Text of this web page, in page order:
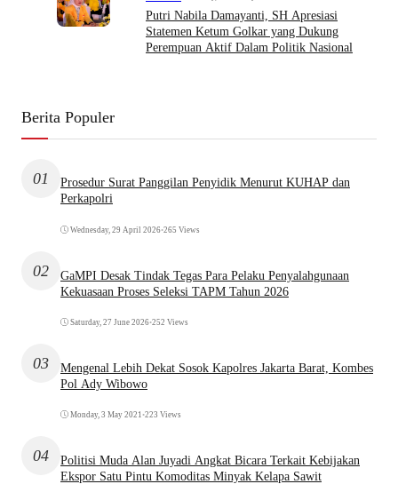
Putri Nabila Damayanti, SH Apresiasi
Statemen Ketum Golkar yang Dukung
Perempuan Aktif Dalam Politik Nasional
Berita Populer
01
Prosedur Surat Panggilan Penyidik Menurut KUHAP dan
Perkapolri
Wednesday, 29 April 2026•265 Views
02
GaMPI Desak Tindak Tegas Para Pelaku Penyalahgunaan
Kekuasaan Proses Seleksi TAPM Tahun 2026
Saturday, 27 June 2026•252 Views
03
Mengenal Lebih Dekat Sosok Kapolres Jakarta Barat, Kombes
Pol Ady Wibowo
Monday, 3 May 2021 •223 Views
04
Politisi Muda Alan Juyadi Angkat Bicara Terkait Kebijakan
Ekspor Satu Pintu Komoditas Minyak Kelapa Sawit